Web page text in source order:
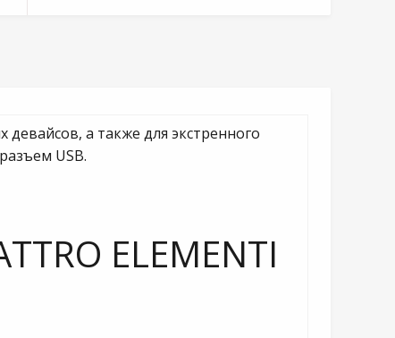
девайсов, а также для экстренного
USB.
ELEMENTI